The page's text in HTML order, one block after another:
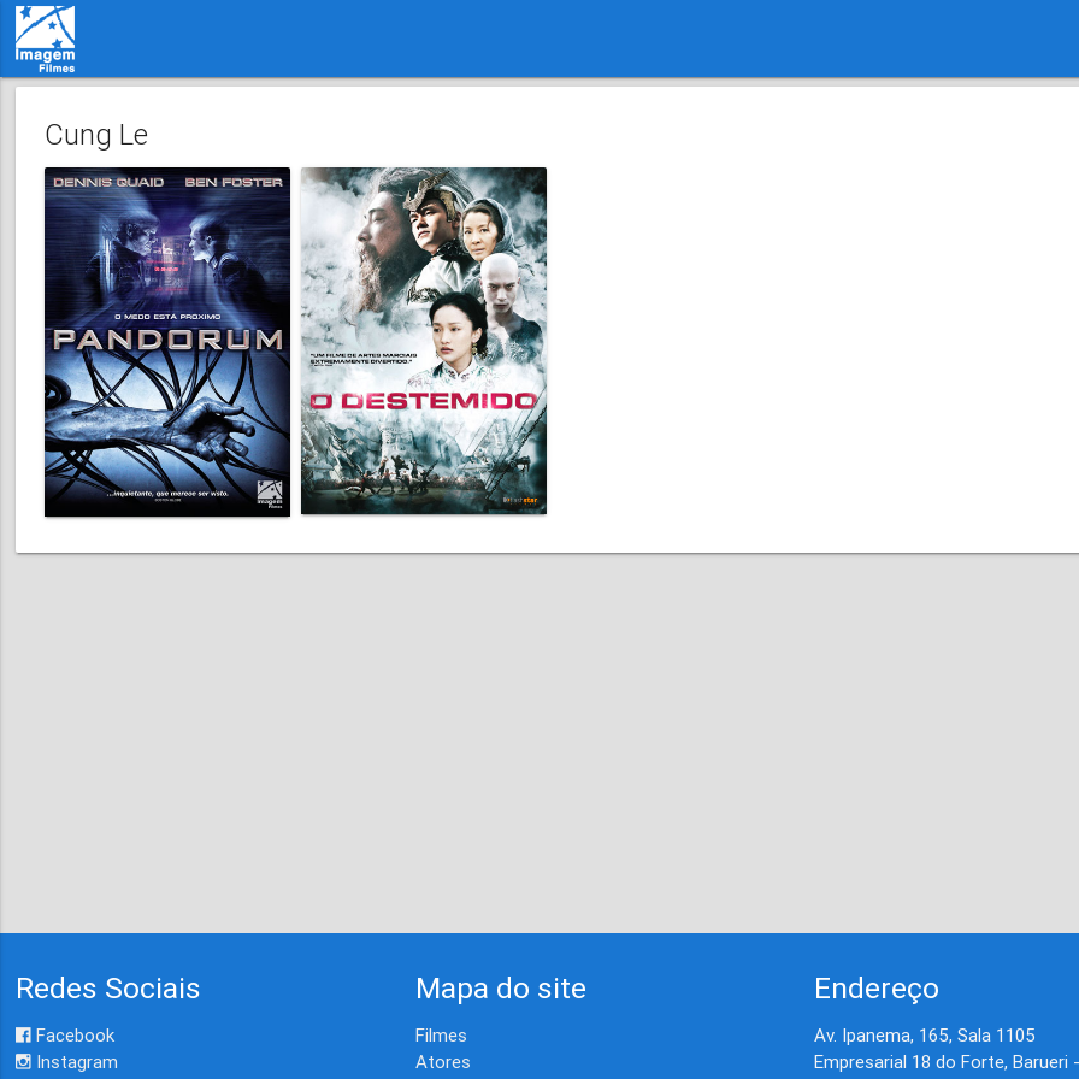
Cung Le
Redes Sociais
Facebook
Instagram
Mapa do site
Filmes
Atores
Endereço
Av. Ipanema, 165, Sala 1105
Empresarial 18 do Forte, Barueri